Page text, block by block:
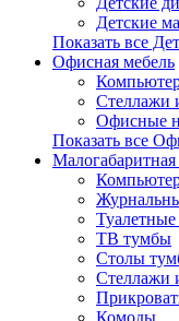
Детские
Показать все
Офисная мебель
Стеллажи
Офисные
Показать все
Малогабаритная
Туалетные
ТВ тумбы
Столы
Стеллажи
Комоды